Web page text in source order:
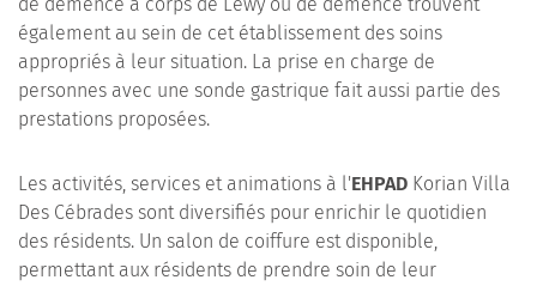
également au sein de cet établissement des soins
appropriés à leur situation. La prise en charge de
personnes avec une sonde gastrique fait aussi partie des
prestations proposées.
Les activités, services et animations à l'EHPAD Korian Villa
Des Cébrades sont diversifiés pour enrichir le quotidien
des résidents. Un salon de coiffure est disponible,
permettant aux résidents de prendre soin de leur